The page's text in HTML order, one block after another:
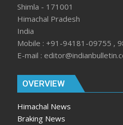
Shimla - 171001
Himachal Pradesh
India
Mobile : +91-94181-09755 ,
E-mail :
OVERVIEW
Himachal News
Braking News